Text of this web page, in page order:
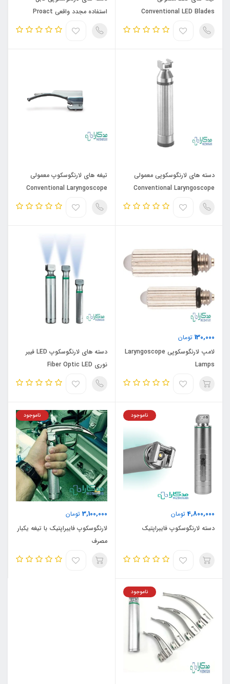
Conventional LED Blades
استفاده مجدد واقعی Proact
Reusable Laryngoscope
Handles
دسته های لارنگوسکوپی معمولی
Conventional Laryngoscope
Handles
تیغه های لارنگوسکوپ معمولی
Conventional Laryngoscope
Blades
130,000 تومان
لامپ لارنگوسکوپی Laryngoscope
Lamps
دسته های لارنگوسکوپ LED فیبر
نوری Fiber Optic LED
Laryngoscope Handles
4,800,000تومان
ناموجود
دسته لارنگوسکوپ فایبراپتیک
3,100,000 تومان
ناموجود
لارنگوسکوپ فایبراپتیک با تیغه یکبار
مصرف
ناموجود